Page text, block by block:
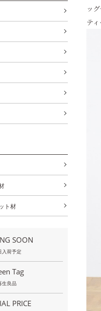
ッ
テ
ト材
SOON
入荷予定
Tag
生良品
PRICE